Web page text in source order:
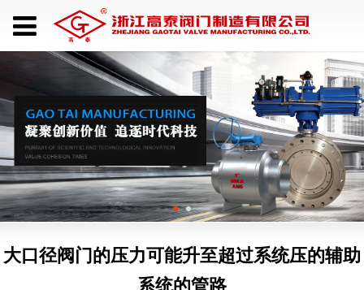
大口径阀门的压力可能升至超过系统压的辅助
系统的管路